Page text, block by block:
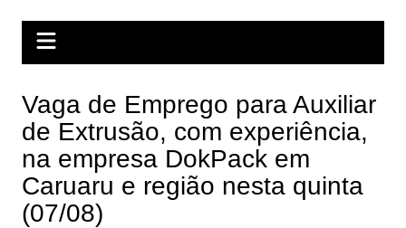
Vaga de Emprego para Auxiliar
de Extrusão, com experiência,
na empresa DokPack em
Caruaru e região nesta quinta
(07/08)